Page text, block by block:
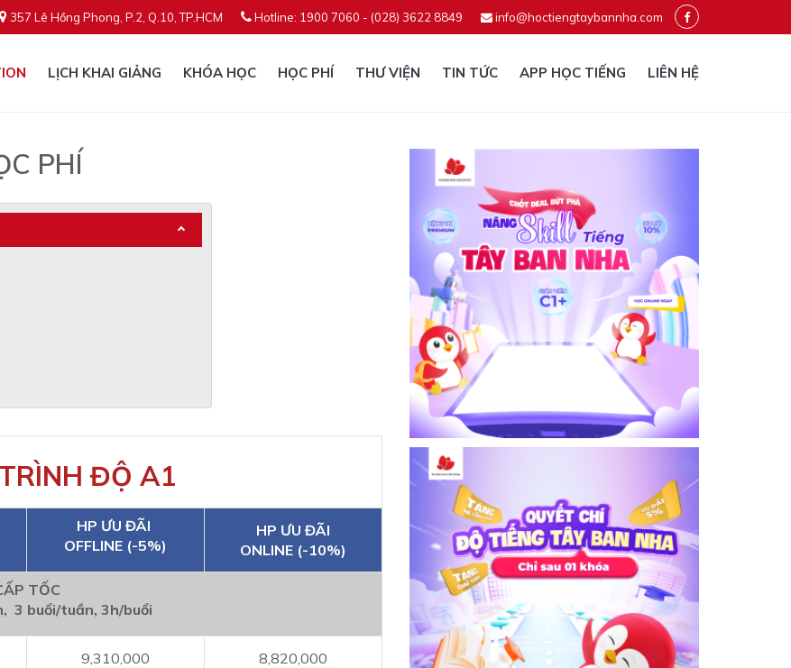
357 Lê Hồng Phong, P.2, Q.10, TP.HCM Hotline: 1900 7060 - (028) 3622 8849 info@hoctiengtaybannha.com
LỊCH KHAI GIẢNG KHÓA HỌC HỌC PHÍ THƯ VIỆN TIN TỨC APP HỌC TIẾNG LIÊN HỆ
PHÍ
ĐỘ A1
HP ƯU ĐÃI
OFFLINE (-5%)
HP ƯU ĐÃI
ONLINE (-10%)
TỐC
3 buổi/tuần, 3h/buổi
9,310,000 8,820,000